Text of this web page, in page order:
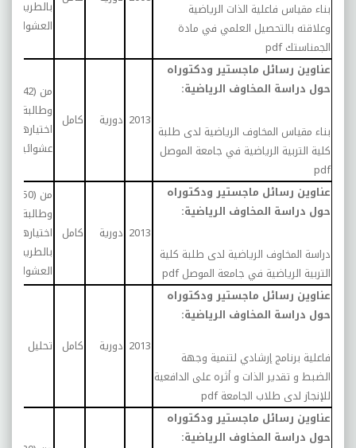
بناء مقياس فاعلية الذات الرياضية
وعلاقته بالتحصيل العلمي في مادة
الجمناستكpdf
بالطريقة
العشوائية
عناوين رسائل ماجستير ودكتوراه
حول دراسة المخاوف الرياضية:
بناء مقياس المخاوف الرياضية لدى طلبة
كلية التربية الرياضية في جامعة الموصل
pdf
2013 دورية كامل وطالبة
اختيارهم
عشوائية
عناوين رسائل ماجستير ودكتوراه
حول دراسة المخاوف الرياضية:
دراسة المخاوف الرياضية لدى طلبة كلية
التربية الرياضية في جامعة الموصلpdf
2013 دورية كامل
وطالبة تم
اختيارهم
بالطريقة
العشوائية
عناوين رسائل ماجستير ودكتوراه
حول دراسة المخاوف الرياضية:
فاعلية برنامج إرشادي لتنمية وجهة
الضبط و تقدير الذات و أثره على الدافعية
للإنجاز لدى طلاب الجامعةpdf
2013 دورية كامل تحليل
عناوين رسائل ماجستير ودكتوراه
حول دراسة المخاوف الرياضية: